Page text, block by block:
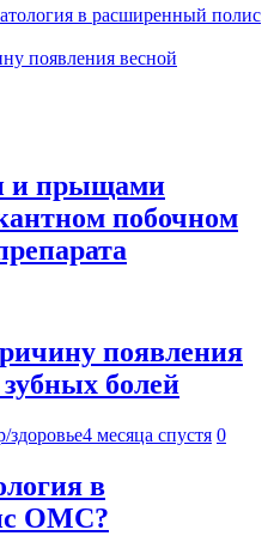
в расширенный полис
появления весной
и прыщами
побочном
появления
болей
4 месяца спустя 0
в
ОМС?